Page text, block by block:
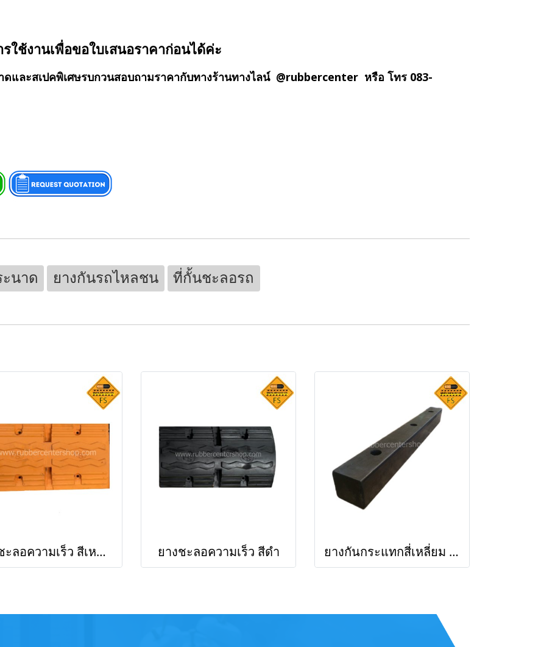
ช้งานเพื่อขอใบเสนอราคาก่อนได้ค่ะ
ละสเปคพิเศษรบกวนสอบถามราคากับทางร้านทางไลน์ @rubbercenter หรือ โทร 083-
ะนาด ยางกันรถไหลชน ที่กั้นชะลอรถ
ยางชะลอความเร็ว สีเหลือง ยางชะลอความเร็ว สีดำ ยางกันกระแทกสี่เหลี่ยม สีดำ